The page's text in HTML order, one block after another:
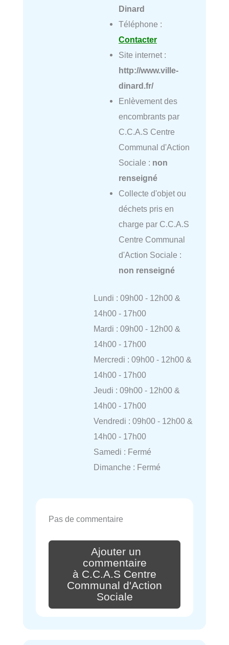
Dinard
Téléphone :
Contacter
Site internet :
http://www.ville-
dinard.fr/
Enlèvement des
encombrants par
C.C.A.S Centre
Communal d'Action
Sociale : non
renseigné
Collecte d'objet ou
déchets pris en
charge par C.C.A.S
Centre Communal
d'Action Sociale :
non renseigné
Lundi : 09h00 - 12h00 &
14h00 - 17h00
Mardi : 09h00 - 12h00 &
14h00 - 17h00
Mercredi : 09h00 - 12h00 &
14h00 - 17h00
Jeudi : 09h00 - 12h00 &
14h00 - 17h00
Vendredi : 09h00 - 12h00 &
14h00 - 17h00
Samedi : Fermé
Dimanche : Fermé
Pas de commentaire
Ajouter un
commentaire
à C.C.A.S Centre
Communal d'Action
Sociale